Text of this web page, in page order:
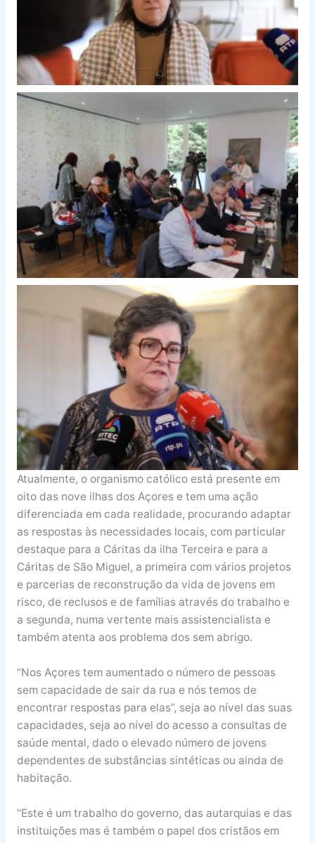
Atualmente, o organismo católico está presente em
oito das nove ilhas dos Açores e tem uma ação
diferenciada em cada realidade, procurando adaptar
as respostas às necessidades locais, com particular
destaque para a Cáritas da ilha Terceira e para a
Cáritas de São Miguel, a primeira com vários projetos
e parcerias de reconstrução da vida de jovens em
risco, de reclusos e de famílias através do trabalho e
a segunda, numa vertente mais assistencialista e
também atenta aos problema dos sem abrigo.
“Nos Açores tem aumentado o número de pessoas
sem capacidade de sair da rua e nós temos de
encontrar respostas para elas”, seja ao nível das suas
capacidades, seja ao nível do acesso a consultas de
saúde mental, dado o elevado número de jovens
dependentes de substâncias sintéticas ou ainda de
habitação.
“Este é um trabalho do governo, das autarquias e das
instituições mas é também o papel dos cristãos em